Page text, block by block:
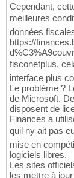
Cependant,
meilleures
données
https://
fisconetplus,
interface plus
Le problème ?
de Microsoft.
disposent de
Finances a
quil ny ait pas
mise en
logiciels libres.
Les sites
les mettre à